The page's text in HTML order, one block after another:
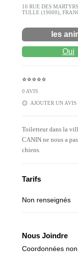
10 RUE DES MARTYRS
TULLE (19000),
les
Oui
⭐⭐⭐⭐⭐
0 AVIS
AJOUTER UN AVIS
Toiletteur dans la
CANIN ne nous a
chiens.
Tarifs
Non renseignés
Nous Joindre
Coordonnées